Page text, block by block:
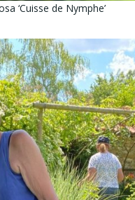
‘Cuisse de Nymphe’